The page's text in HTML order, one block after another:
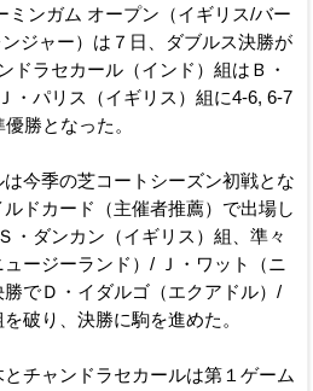
ミンガム オープン（イギリス/バー
ジャー）は７日、ダブルス決勝が
ドラセカール（インド）組はＢ・
・パリス（イギリス）組に4-6, 6-7
勝となった。
今季の芝コートシーズン初戦とな
ドカード（主催者推薦）で出場し
・ダンカン（イギリス）組、準々
ージーランド）/ Ｊ・ワット（ニ
でＤ・イダルゴ（エクアドル）/
破り、決勝に駒を進めた。
チャンドラセカールは第１ゲーム